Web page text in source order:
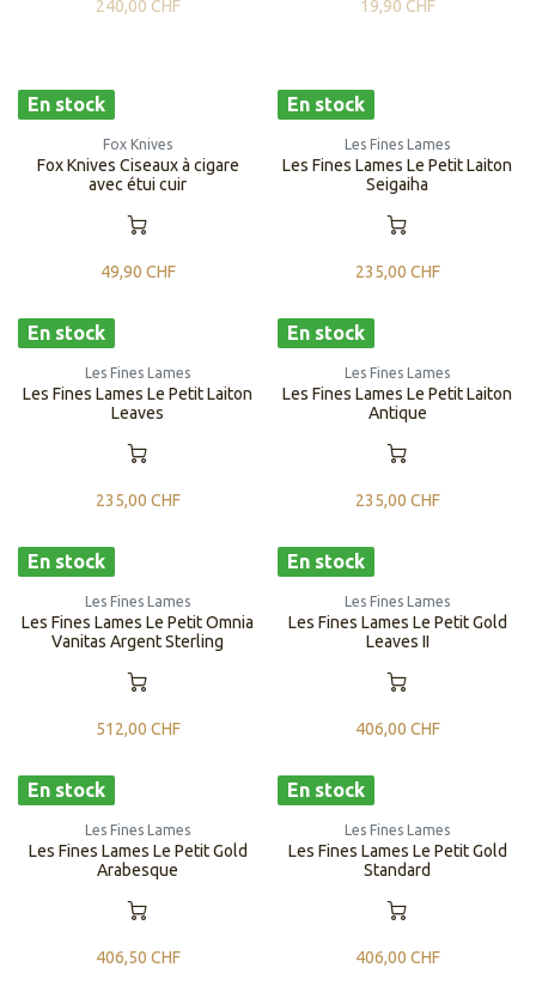
240,00 CHF 19,90 CHF
En stock
Fox Knives
Fox Knives Ciseaux à cigare
avec étui cuir
49,90 CHF
En stock
Les Fines Lames
Les Fines Lames Le Petit Laiton
Seigaiha
235,00 CHF
En stock
Les Fines Lames
Les Fines Lames Le Petit Laiton
Leaves
235,00 CHF
En stock
Les Fines Lames
Les Fines Lames Le Petit Laiton
Antique
235,00 CHF
En stock
Les Fines Lames
Les Fines Lames Le Petit Omnia
Vanitas Argent Sterling
512,00 CHF
En stock
Les Fines Lames
Les Fines Lames Le Petit Gold
Leaves II
406,00 CHF
En stock
Les Fines Lames
Les Fines Lames Le Petit Gold
Arabesque
406,50 CHF
En stock
Les Fines Lames
Les Fines Lames Le Petit Gold
Standard
406,00 CHF